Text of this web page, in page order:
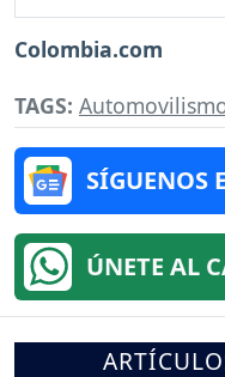
Colombia.com
TAGS:
SÍGUENOS
ÚNETE AL